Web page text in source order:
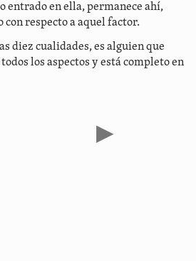
entrado en ella, permanece ahí,
con respecto a aquel factor.
diez cualidades, es alguien que
los aspectos y está completo en
▶